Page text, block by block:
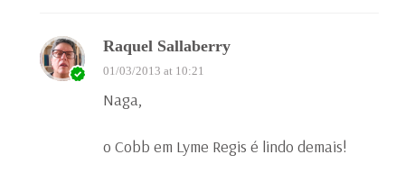
Raquel Sallaberry
01/03/2013 at 10:21
Naga,
o Cobb em Lyme Regis é lindo demais!